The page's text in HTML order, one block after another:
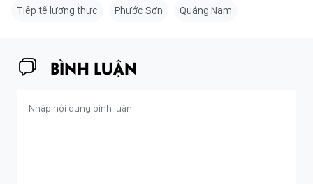
Tiếp tế lương thực Phước Sơn Quảng Nam
BÌNH LUẬN